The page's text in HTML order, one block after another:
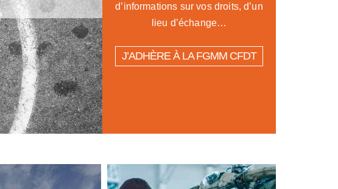
d’informations sur vos droits, d’un
lieu d’échange…
J’ADHÈRE À LA FGMM CFDT